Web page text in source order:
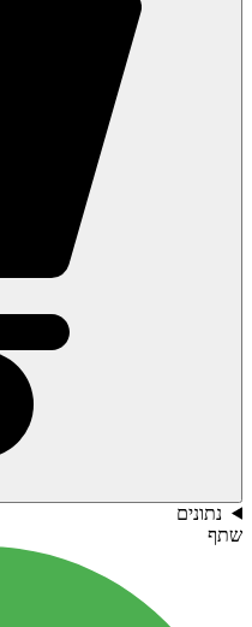
נתונים
שתף